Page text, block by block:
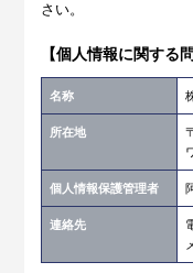
さい。
【個人情報に関する
名称
所在地
個人情報保護管理者
連絡先